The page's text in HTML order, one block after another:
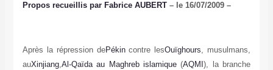
Propos recueillis par Fabrice AUBERT– le 16/07/2009 –
Après la répression dePékincontre lesOuïghours, musulmans,
auXinjiang,Al-Qaïda au Maghreb islamique (AQMI), la branche